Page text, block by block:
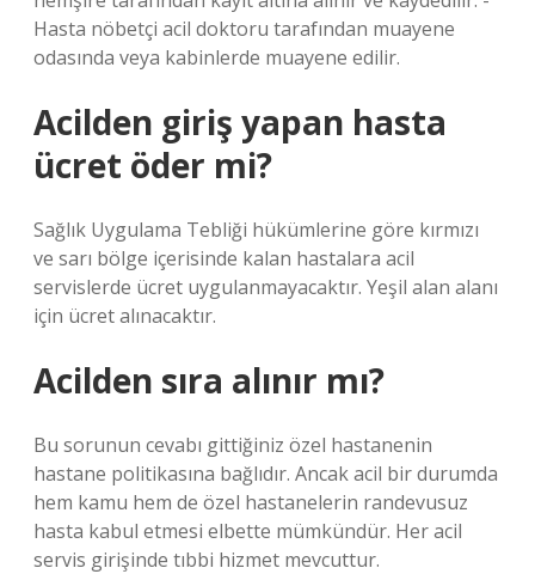
Hasta nöbetçi acil doktoru tarafından muayene
odasında veya kabinlerde muayene edilir.
Acilden giriş yapan hasta
ücret öder mi?
Sağlık Uygulama Tebliği hükümlerine göre kırmızı
ve sarı bölge içerisinde kalan hastalara acil
servislerde ücret uygulanmayacaktır. Yeşil alan alanı
için ücret alınacaktır.
Acilden sıra alınır mı?
Bu sorunun cevabı gittiğiniz özel hastanenin
hastane politikasına bağlıdır. Ancak acil bir durumda
hem kamu hem de özel hastanelerin randevusuz
hasta kabul etmesi elbette mümkündür. Her acil
servis girişinde tıbbi hizmet mevcuttur.